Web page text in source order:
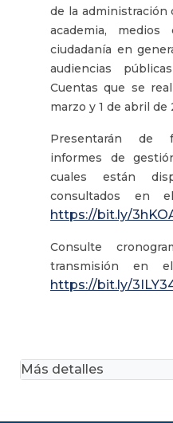
de la administración
academia,
ciudadanía en
audiencias
Cuentas que se
marzo y 1 de abril de
Presentarán de
informes de
cuales están
consultados en
https://bit.ly/
Consulte
transmisión en
https://bit.ly/
Más detalles